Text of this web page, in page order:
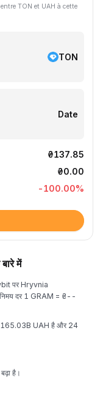
TON et UAH à cette
TON
Date
₴137.85
₴0.00
-100.00%
में
पर Hryvnia
दर 1 GRAM = ₴--
UAH है और 24
है।